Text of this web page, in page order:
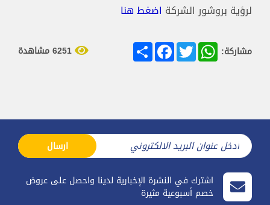
لرؤية بروشور الشركة اضغط هنا
مشاركة: Share
FacebookTwitter
WhatsApp 6251 مشاهدة
ارسال
اشترك في النشرة الإخبارية لدينا واحصل على عروض
خصم أسبوعية مثيرة